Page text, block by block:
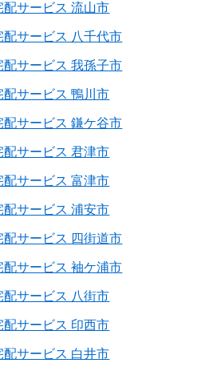
サービス 流山市
サービス 八千代市
サービス 我孫子市
サービス 鴨川市
サービス 鎌ケ谷市
サービス 君津市
サービス 富津市
サービス 浦安市
サービス 四街道市
サービス 袖ケ浦市
サービス 八街市
サービス 印西市
サービス 白井市